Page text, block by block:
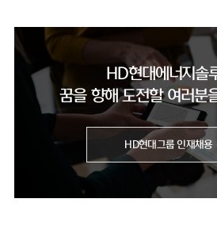
HD현대에너지솔
꿈을 향해 도전할 여러분
HD현대그룹 인재채용